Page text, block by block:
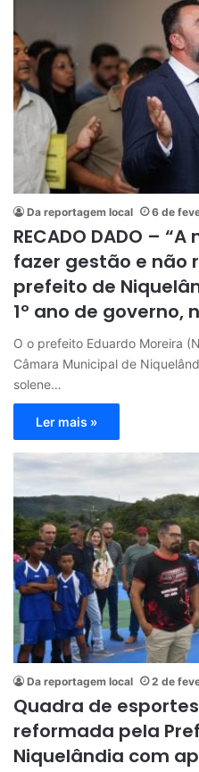
Da reportagem local 6 de
RECADO DADO –
fazer gestão e não
prefeito de
1º ano de governo,
O o prefeito Eduardo Moreira
Câmara Municipal de
solene…
Ler mais »
Da reportagem local 2 de
Quadra de
reformada pela
Niquelândia com